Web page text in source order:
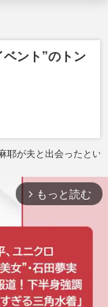
ント”のトン
耶が夫と出会ったとい
arrow_forward_ios もっと読む